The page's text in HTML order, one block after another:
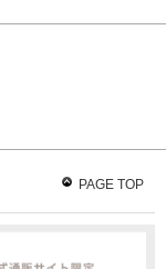
PAGE TOP